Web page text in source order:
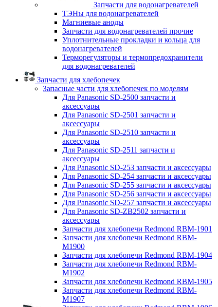
Запчасти для водонагревателей
ТЭНы для водонагревателей
Магниевые аноды
Запчасти для водонагревателей прочие
Уплотнительные прокладки и кольца для
водонагревателей
Терморегуляторы и термопредохранители
для водонагревателей
Запчасти для хлебопечек
Запасные части для хлебопечек по моделям
Для Panasonic SD-2500 запчасти и
аксессуары
Для Panasonic SD-2501 запчасти и
аксессуары
Для Panasonic SD-2510 запчасти и
аксессуары
Для Panasonic SD-2511 запчасти и
аксессуары
Для Panasonic SD-253 запчасти и аксессуары
Для Panasonic SD-254 запчасти и аксессуары
Для Panasonic SD-255 запчасти и аксессуары
Для Panasonic SD-256 запчасти и аксессуары
Для Panasonic SD-257 запчасти и аксессуары
Для Panasonic SD-ZB2502 запчасти и
аксессуары
Запчасти для хлебопечи Redmond RBM-1901
Запчасти для хлебопечи Redmond RBM-
M1900
Запчасти для хлебопечи Redmond RBM-1904
Запчасти для хлебопечи Redmond RBM-
M1902
Запчасти для хлебопечи Redmond RBM-1905
Запчасти для хлебопечи Redmond RBM-
M1907